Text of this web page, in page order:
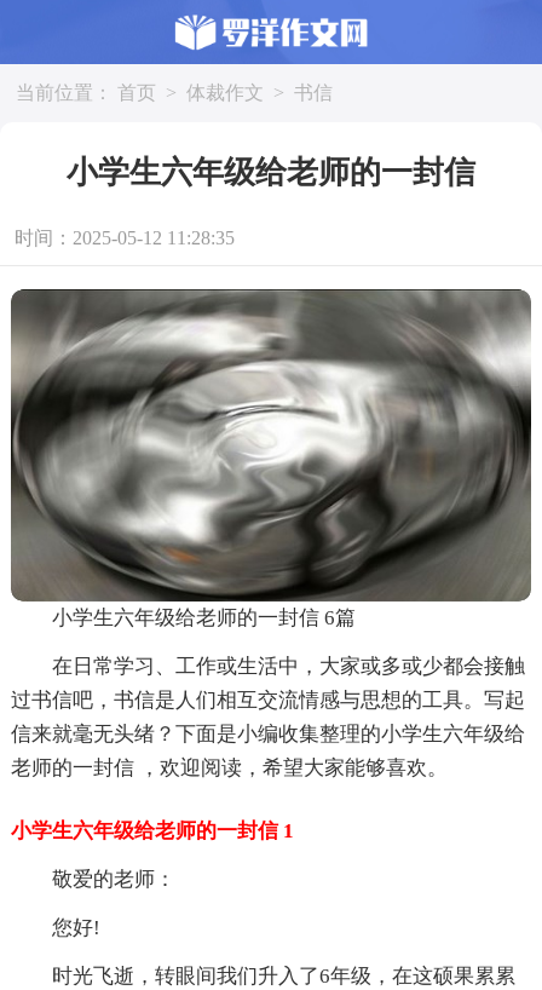
当前位置： 首页 > 体裁作文 > 书信
小学生六年级给老师的一封信
时间：2025-05-12 11:28:35
小学生六年级给老师的一封信 6篇
在日常学习、工作或生活中，大家或多或少都会接触
过书信吧，书信是人们相互交流情感与思想的工具。写起
信来就毫无头绪？下面是小编收集整理的小学生六年级给
老师的一封信 ，欢迎阅读，希望大家能够喜欢。
小学生六年级给老师的一封信 1
敬爱的老师：
您好!
时光飞逝，转眼间我们升入了6年级，在这硕果累累